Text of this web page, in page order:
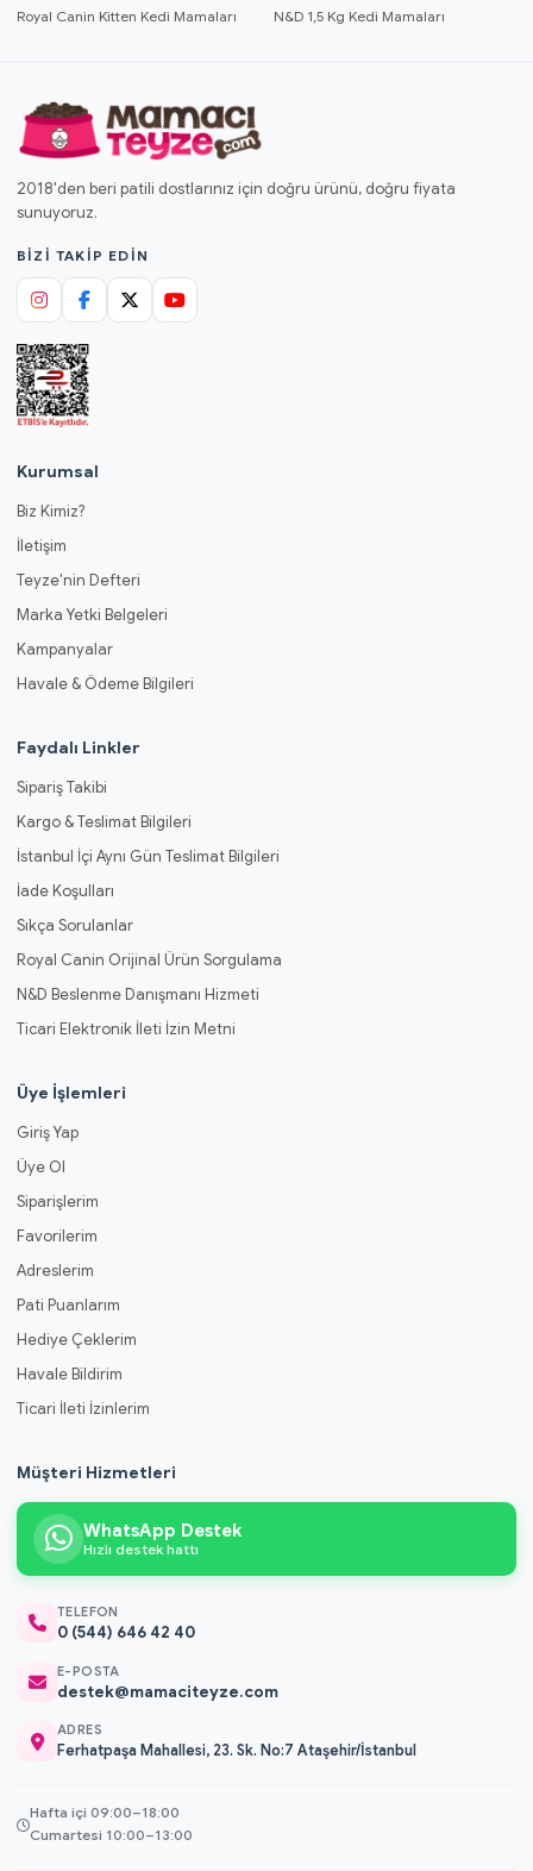
Royal Canin Kitten Kedi Mamaları
N&D 1,5 Kg Kedi Mamaları
2018'den beri patili dostlarınız için doğru ürünü, doğru fiyata
sunuyoruz.
BIZI TAKIP EDIN
Kurumsal
Biz Kimiz?
İletişim
Teyze'nin Defteri
Marka Yetki Belgeleri
Kampanyalar
Havale & Ödeme Bilgileri
Faydalı Linkler
Sipariş Takibi
Kargo & Teslimat Bilgileri
İstanbul İçi Aynı Gün Teslimat Bilgileri
İade Koşulları
Sıkça Sorulanlar
Royal Canin Orijinal Ürün Sorgulama
N&D Beslenme Danışmanı Hizmeti
Ticari Elektronik İleti İzin Metni
Üye İşlemleri
Giriş Yap
Üye Ol
Siparişlerim
Favorilerim
Adreslerim
Pati Puanlarım
Hediye Çeklerim
Havale Bildirim
Ticari İleti İzinlerim
Müşteri Hizmetleri
WhatsApp Destek
Hızlı destek hattı
TELEFON
0 (544) 646 42 40
E-POSTA
destek@mamaciteyze.com
ADRES
Ferhatpaşa Mahallesi, 23. Sk. No:7 Ataşehir/İstanbul
Hafta içi 09:00–18:00
Cumartesi 10:00–13:00